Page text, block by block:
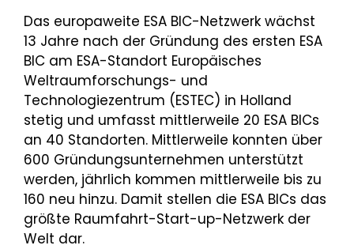
Das europaweite ESA BIC-Netzwerk wächst
13 Jahre nach der Gründung des ersten ESA
BIC am ESA-Standort Europäisches
Weltraumforschungs- und
Technologiezentrum (ESTEC) in Holland
stetig und umfasst mittlerweile 20 ESA BICs
an 40 Standorten. Mittlerweile konnten über
600 Gründungsunternehmen unterstützt
werden, jährlich kommen mittlerweile bis zu
160 neu hinzu. Damit stellen die ESA BICs das
größte Raumfahrt-Start-up-Netzwerk der
Welt dar.